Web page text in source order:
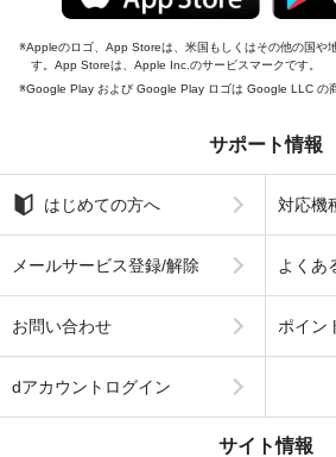
Appleのロゴ、App Storeは、米国もしくはその他の国や
す。App Storeは、Apple Inc.のサービスマークです。
Google Play および Google Play ロゴは Google LLC の
サポート情報
はじめての方へ 対応機
メールサービス登録/解除 よくあ
お問い合わせ ポイン
dアカウントログイン
サイト情報